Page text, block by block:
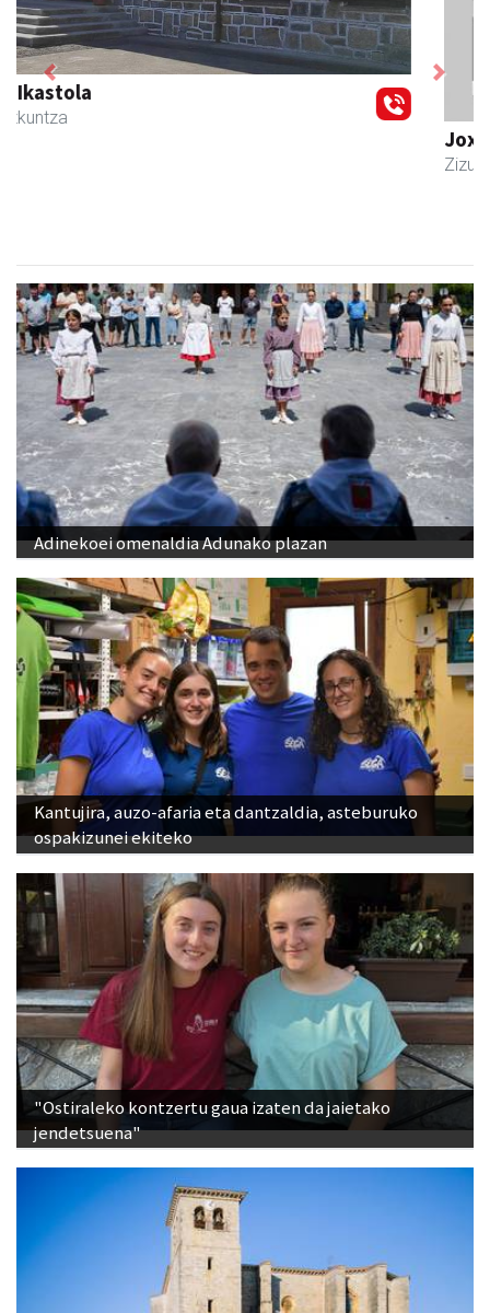
Previous Next
Adinekoei omenaldia Adunako plazan
Kantujira, auzo-afaria eta dantzaldia, asteburuko
ospakizunei ekiteko
"Ostiraleko kontzertu gaua izaten da jaietako
jendetsuena"